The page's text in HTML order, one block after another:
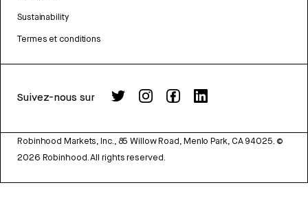
Sustainability
Termes et conditions
Suivez-nous sur
Robinhood Markets, Inc., 85 Willow Road, Menlo Park, CA 94025. ©
2026 Robinhood. All rights reserved.